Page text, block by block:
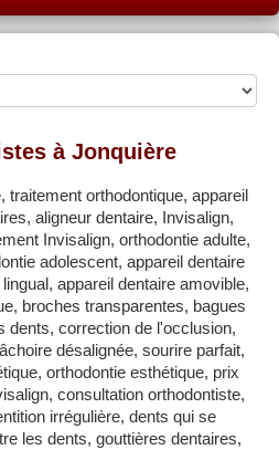
à Jonquière
traitement orthodontique, appareil
aligneur dentaire, Invisalign,
Invisalign, orthodontie adulte,
adolescent, appareil dentaire
appareil dentaire amovible,
broches transparentes, bagues
dents, correction de l'occlusion,
désalignée, sourire parfait,
orthodontie esthétique, prix
consultation orthodontiste,
irrégulière, dents qui se
les dents, gouttières dentaires,